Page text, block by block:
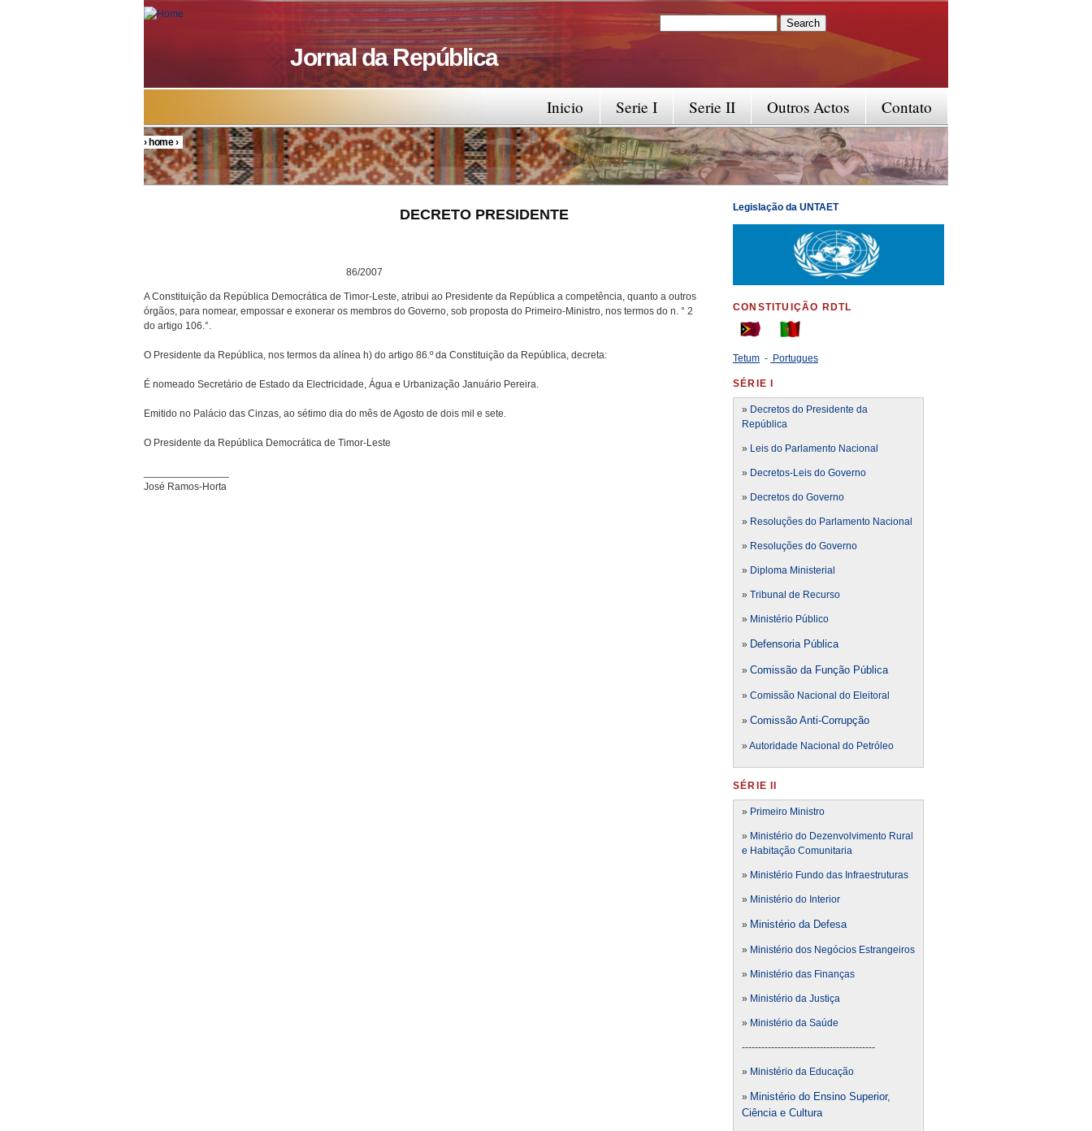
Jornal da República
Search form
Contato
Outros Actos
Serie II
Serie I
Inicio
You are here
›home›
DECRETO PRESIDENTE
86/2007
A Constituição da República Democrática de Timor-Leste, atribui ao Presidente da República a competência, quanto a outros
órgãos, para nomear, empossar e exonerar os membros do Governo, sob proposta do Primeiro-Ministro, nos termos do n. ° 2
do artigo 106.°.
O Presidente da República, nos termos da alínea h) do artigo 86.º da Constituição da República, decreta:
É nomeado Secretário de Estado da Electricidade, Água e Urbanização Januário Pereira.
Emitido no Palácio das Cinzas, ao sétimo dia do mês de Agosto de dois mil e sete.
O Presidente da República Democrática de Timor-Leste
José Ramos-Horta
Legislação da UNTAET
CONSTITUIÇÃO RDTL
Tetum - Portugues
SÉRIE I
» Decretos do Presidente da
República
» Leis do Parlamento Nacional
» Decretos-Leis do Governo
» Decretos do Governo
» Resoluções do Parlamento Nacional
» Resoluções do Governo
» Diploma Ministerial
» Tribunal de Recurso
» Ministério Público
» Defensoria Pública
» Comissão da Função Pública
» Comissão Nacional do Eleitoral
» Comissão Anti-Corrupção
» Autoridade Nacional do Petróleo
SÉRIE II
» Primeiro Ministro
» Ministério do Dezenvolvimento Rural
e Habitação Comunitaria
» Ministério Fundo das Infraestruturas
» Ministério do Interior
» Ministério da Defesa
» Ministério dos Negócios Estrangeiros
» Ministério das Finanças
» Ministério da Justiça
» Ministério da Saúde
-----------------------------------------
» Ministério da Educação
» Ministério do Ensino Superior,
Ciência e Cultura